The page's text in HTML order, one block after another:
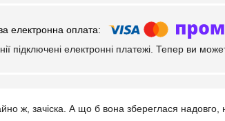
підключені електронні платежі. Тепер ви
ж, зачіска. А що б вона збереглася надовго,